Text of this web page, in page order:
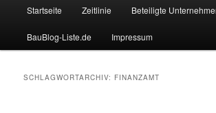
Startseite Zeitlinie Beteiligte
BauBlog-Liste.de Impressum
SCHLAGWORTARCHIV: FINANZAMT